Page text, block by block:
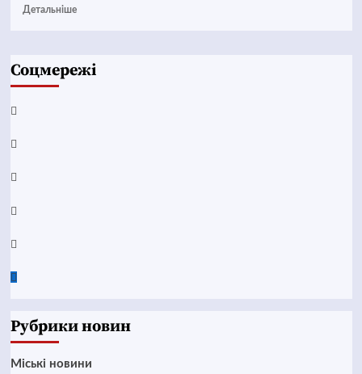
Детальніше
Соцмережі
Facebook
YouTube
Telegram
Instagram
Twitter
Google
Рубрики новин
Mіські новини